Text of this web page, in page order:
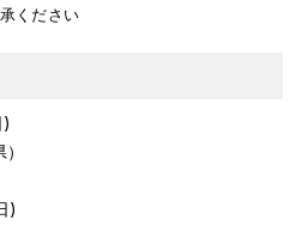
承ください
)